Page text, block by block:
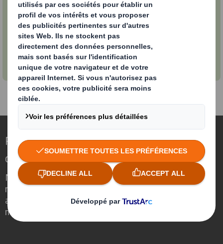
Notre offre de PLV
Jetez un coup d'œil à notre offre de PLV pour
tous les secteurs
Repenser l’emballage pour un monde qui
change
Nous faisons la différence parce que
nous avons su voir en quoi l'emballage
avait un rôle important à jouer dans le
monde qui nous entoure.